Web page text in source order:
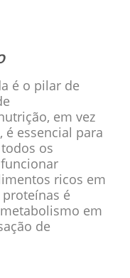
é o pilar de
em vez
é essencial para
os
ricos em
é
em
de